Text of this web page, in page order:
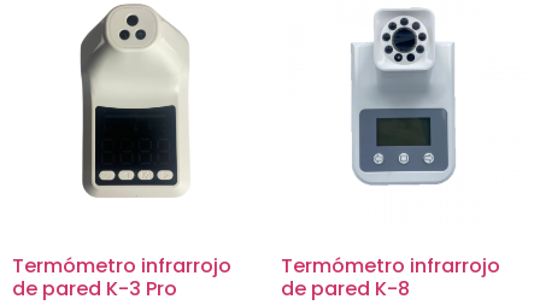
Termómetro infrarrojo
de pared K-3 Pro
Termómetro infrarrojo
de pared K-8